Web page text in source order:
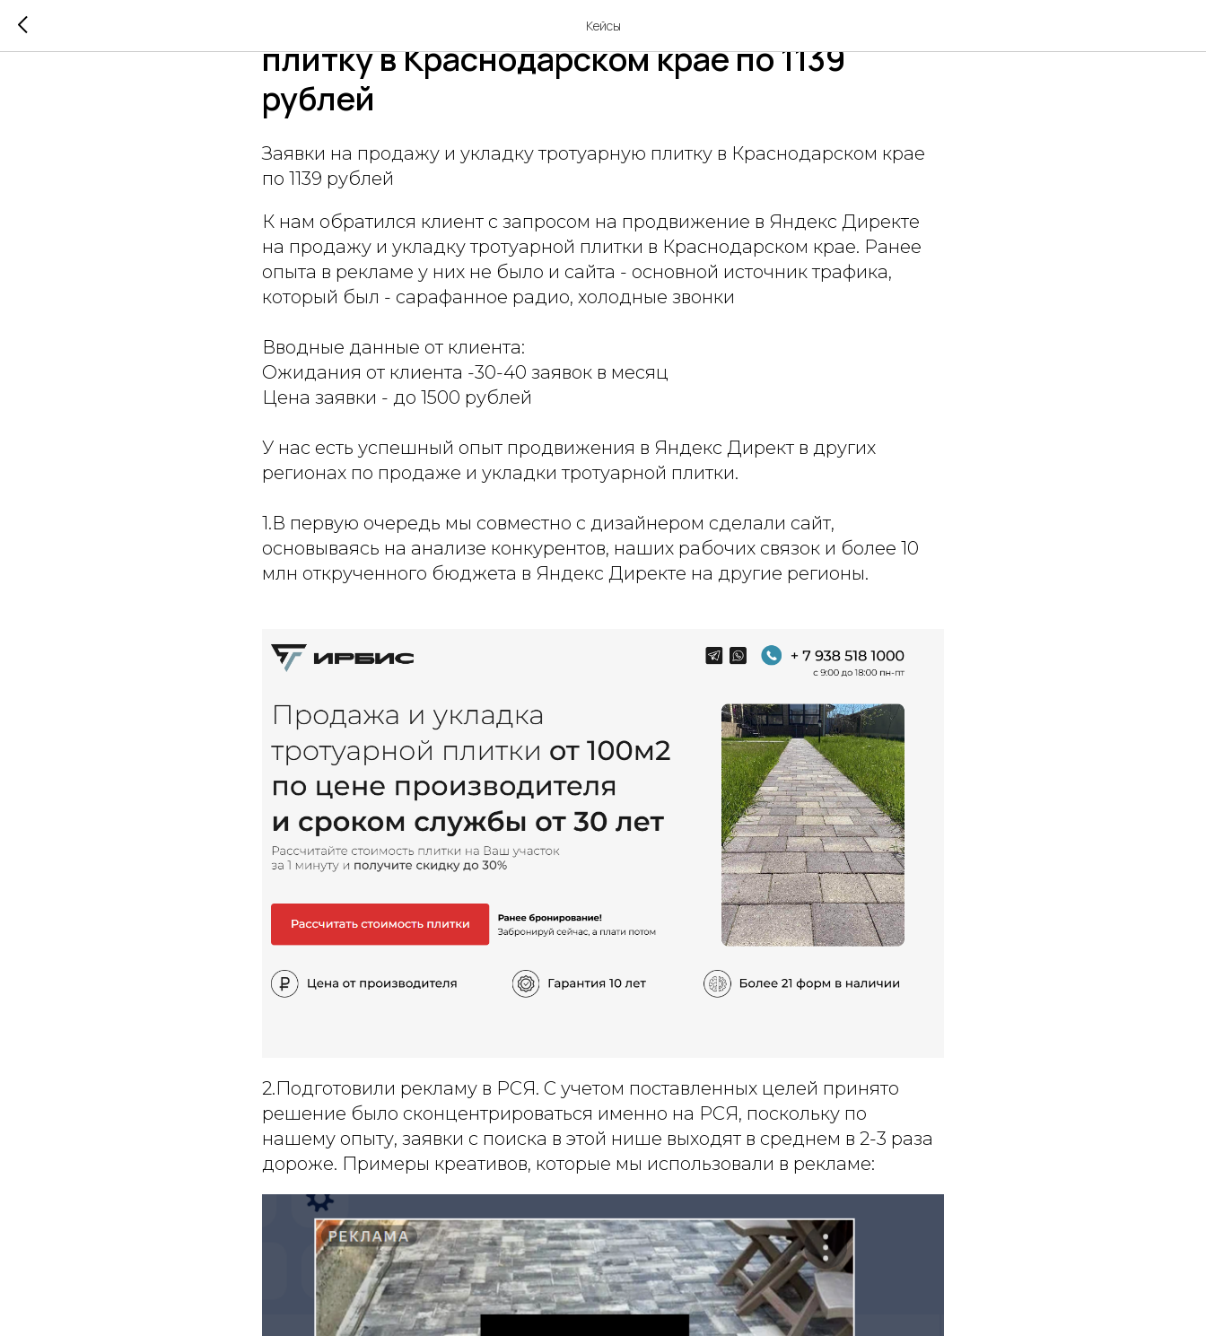
Кейсы
Заявки на продажу и укладку тротуарную
плитку в Краснодарском крае по 1139
рублей
Заявки на продажу и укладку тротуарную плитку в Краснодарском крае
по 1139 рублей
К нам обратился клиент с запросом на продвижение в Яндекс Директе
на продажу и укладку тротуарной плитки в Краснодарском крае. Ранее
опыта в рекламе у них не было и сайта - основной источник трафика,
который был - сарафанное радио, холодные звонки
Вводные данные от клиента:
Ожидания от клиента -30-40 заявок в месяц
Цена заявки - до 1500 рублей
У нас есть успешный опыт продвижения в Яндекс Директ в других
регионах по продаже и укладки тротуарной плитки.
1.В первую очередь мы совместно с дизайнером сделали сайт,
основываясь на анализе конкурентов, наших рабочих связок и более 10
млн открученного бюджета в Яндекс Директе на другие регионы.
2.Подготовили рекламу в РСЯ. С учетом поставленных целей принято
решение было сконцентрироваться именно на РСЯ, поскольку по
нашему опыту, заявки с поиска в этой нише выходят в среднем в 2-3 раза
дороже. Примеры креативов, которые мы использовали в рекламе: